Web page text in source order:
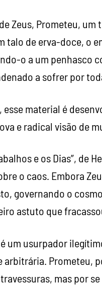
Zeus, Prometeu,
talo de erva-doce, o
o a um penhasco
a sofrer por
esse material é
e radical visão de
e os Dias”,
o caos. Embora
governando o
astuto que
um usurpador
arbitrária. Prometeu,
mas por